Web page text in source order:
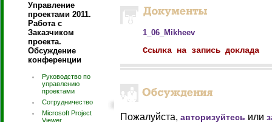
Управление
проектами 2011.
Работа с
Заказчиком
проекта.
Обсуждение
конференции
Руководство по
управлению
проектами
Сотрудничество
Microsoft Project
Viewer
1_06_Mikheev
Ссылка на запись доклада
Пожалуйста, авторизуйтесь или